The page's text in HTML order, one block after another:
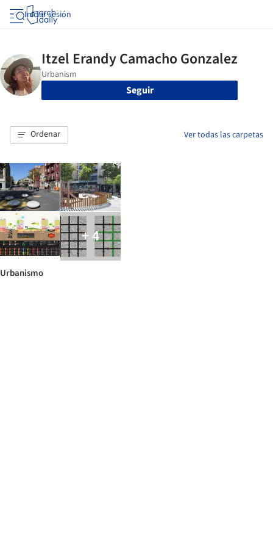
Iniciar sesión
Seguir
Ordenar Ver todas las carpetas
+ 4
Urbanismo